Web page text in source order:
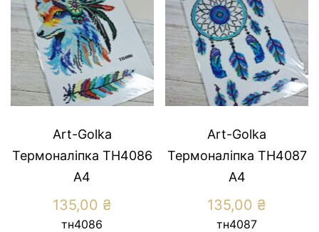
Art-Golka
Термоналіпка ТН4086
А4
135,00 ₴
тн4086
Art-Golka
Термоналіпка ТН4087
А4
135,00 ₴
тн4087